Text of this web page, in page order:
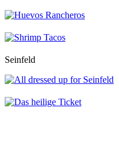
Seinfeld